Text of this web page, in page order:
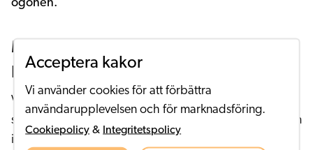
ögonen.
Multifokal lins inklusive torisk lins vid
behov
Vill du slippa glasögon både på långt och på nära håll
så kan du välja en multifokal lins. Om du har astigmatism
ingår korrigering av den i priset för denna lins.
Acceptera kakor
Vi använder cookies för att förbättra
användarupplevelsen och för marknadsföring.
Cookiepolicy & Integritetspolicy